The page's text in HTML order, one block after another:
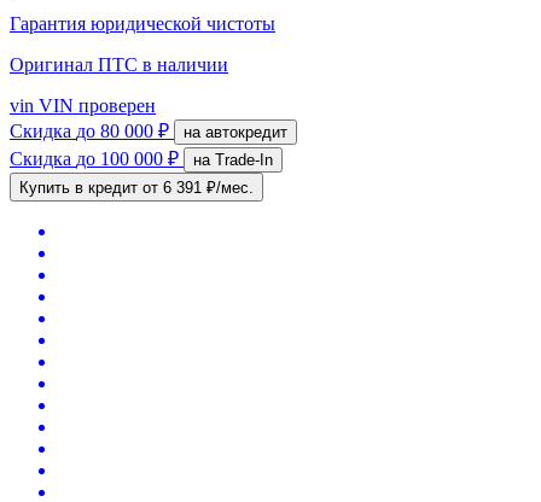
Гарантия юридической чистоты
Оригинал ПТС в наличии
vin VIN проверен
Скидка до 80 000 ₽ на автокредит
Скидка до 100 000 ₽
на Trade-In
Купить в кредит от 6 391 ₽/мес.